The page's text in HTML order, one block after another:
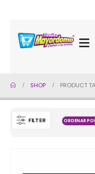
SHOP PRODUCT
FILTER